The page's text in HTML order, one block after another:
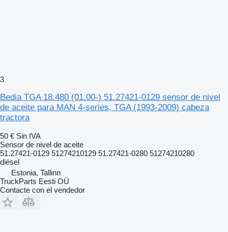
3
Bedia TGA 18.480 (01.00-) 51.27421-0129 sensor de nivel
de aceite para MAN 4-series, TGA (1993-2009) cabeza
tractora
50 € Sin IVA
Sensor de nivel de aceite
51.27421-0129 51274210129 51.27421-0280 51274210280
diésel
Estonia, Tallinn
TruckParts Eesti OÜ
Contacte con el vendedor